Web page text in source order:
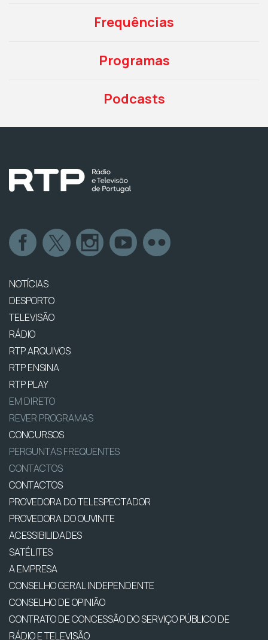
Frequências
Programas
Podcasts
NOTÍCIAS
DESPORTO
TELEVISÃO
RÁDIO
RTP ARQUIVOS
RTP ENSINA
RTP PLAY
EM DIRETO
REVER PROGRAMAS
CONCURSOS
PERGUNTAS FREQUENTES
CONTACTOS
CONTACTOS
PROVEDORA DO TELESPECTADOR
PROVEDORA DO OUVINTE
ACESSIBILIDADES
SATÉLITES
A EMPRESA
CONSELHO GERAL INDEPENDENTE
CONSELHO DE OPINIÃO
CONTRATO DE CONCESSÃO DO SERVIÇO PÚBLICO DE
RÁDIO E TELEVISÃO